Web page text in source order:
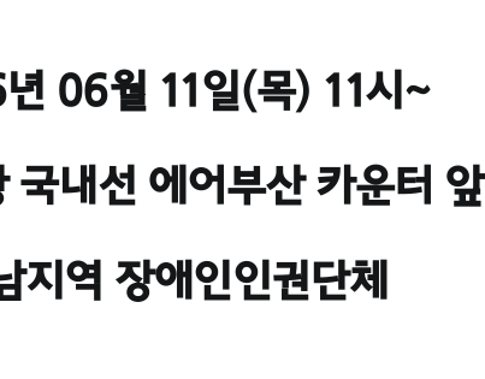
06월 11일(목) 11시~
국내선 에어부산 카운터 앞
지역 장애인인권단체